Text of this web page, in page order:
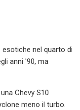
nel quarto di
anni '90, ma
Chevy S10
meno il turbo.